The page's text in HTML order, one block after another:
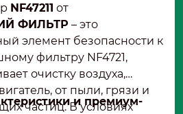
NF47211 от
ФИЛЬТР – это
элемент безопасности к
фильтру NF4721,
очистку воздуха,
от пыли, грязи и
частиц. В условиях
и премиум-